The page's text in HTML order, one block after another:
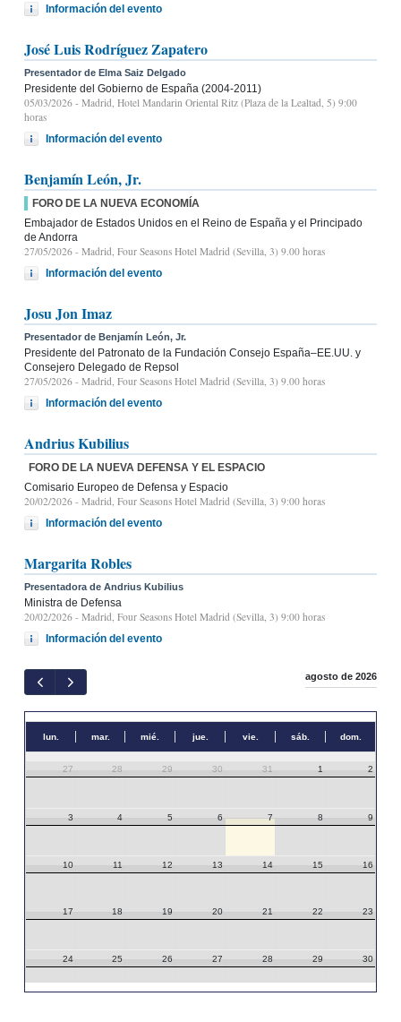
Información del evento
José Luis Rodríguez Zapatero
Presentador de Elma Saiz Delgado
Presidente del Gobierno de España (2004-2011)
05/03/2026 - Madrid, Hotel Mandarin Oriental Ritz (Plaza de la Lealtad, 5) 9:00
horas
Información del evento
Benjamín León, Jr.
FORO DE LA NUEVA ECONOMÍA
Embajador de Estados Unidos en el Reino de España y el Principado
de Andorra
27/05/2026 - Madrid, Four Seasons Hotel Madrid (Sevilla, 3) 9.00 horas
Información del evento
Josu Jon Imaz
Presentador de Benjamín León, Jr.
Presidente del Patronato de la Fundación Consejo España–EE.UU. y
Consejero Delegado de Repsol
27/05/2026 - Madrid, Four Seasons Hotel Madrid (Sevilla, 3) 9.00 horas
Información del evento
Andrius Kubilius
FORO DE LA NUEVA DEFENSA Y EL ESPACIO
Comisario Europeo de Defensa y Espacio
20/02/2026 - Madrid, Four Seasons Hotel Madrid (Sevilla, 3) 9:00 horas
Información del evento
Margarita Robles
Presentadora de Andrius Kubilius
Ministra de Defensa
20/02/2026 - Madrid, Four Seasons Hotel Madrid (Sevilla, 3) 9:00 horas
Información del evento
agosto de 2026
lun. mar. mié. jue. vie. sáb. dom.
27 28 29 30 31 1 2
3 4 5 6 7 8 9
10 11 12 13 14 15 16
17 18 19 20 21 22 23
24 25 26 27 28 29 30